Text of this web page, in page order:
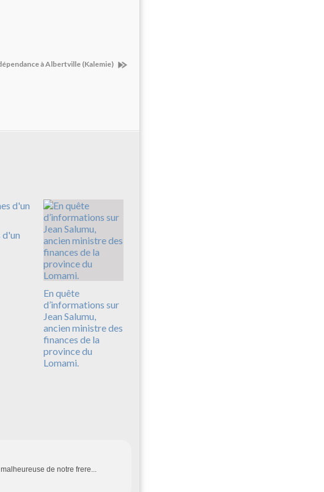
à Albertville (Kalemie)
d'un
En quête
d’informations sur
Jean Salumu,
ancien ministre des
finances de la
province du
Lomami.
de notre frere...